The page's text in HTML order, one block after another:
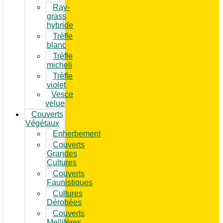
Ray-
grass
hybride
Trèfle
blanc
Trèfle
micheli
Trèfle
violet
Vesce
velue
Couverts
Végétaux
Enherbement
Couverts
Grandes
Cultures
Couverts
Faunistiques
Cultures
Dérobées
Couverts